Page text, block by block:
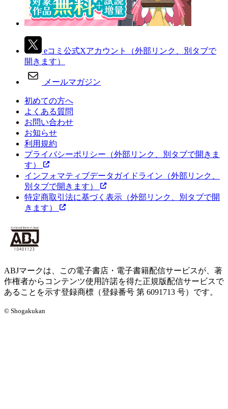
eコミ公式Xアカウント
（外部リンク、別タブで
開きます）
メールマガジン
初めての方へ
よくある質問
お問い合わせ
お知らせ
利用規約
プライバシーポリシー （外部リンク、別タブで開きま
す）
インフォマティブデータガイドライン （外部リンク、
別タブで開きます）
特定商取引法に基づく表示 （外部リンク、別タブで開
きます）
ABJマークは、この電子書店・電子書籍配信サービスが、著
作権者からコンテンツ使用許諾を得た正規版配信サービスで
あることを示す登録商標（登録番号 第 6091713 号）です。
© Shogakukan